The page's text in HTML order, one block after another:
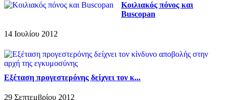
Κοιλιακός πόνος και
Buscopan
14 Ιουλίου 2012
Εξέταση προγεστερόνης δείχνει τον κ...
29 Σεπτεμβρίου 2012